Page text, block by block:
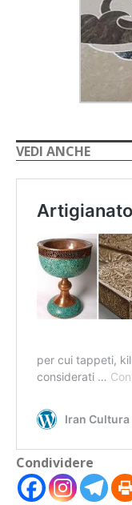
VEDI ANCHE
Condividere
RIPRISTINA